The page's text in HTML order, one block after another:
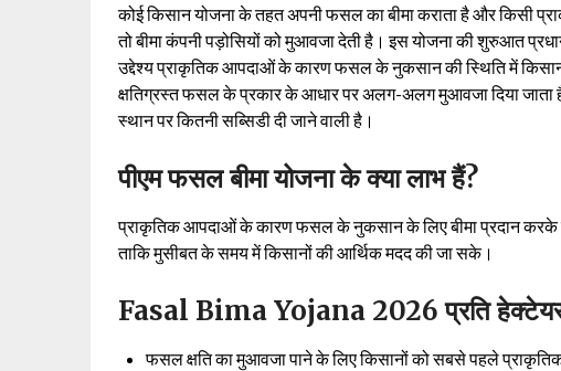
कोई किसान योजना के तहत अपनी फसल का बीमा कराता है और किसी
तो बीमा कंपनी पड़ोसियों को मुआवजा देती है। इस योजना की शुरुआत
उद्देश्य प्राकृतिक आपदाओं के कारण फसल के नुकसान की स्थिति में
क्षतिग्रस्त फसल के प्रकार के आधार पर अलग-अलग मुआवजा दिया
स्थान पर कितनी सब्सिडी दी जाने वाली है।
पीएम फसल बीमा योजना के क्या लाभ हैं?
प्राकृतिक आपदाओं के कारण फसल के नुकसान के लिए बीमा प्रदान करके
ताकि मुसीबत के समय में किसानों की आर्थिक मदद की जा सके।
Fasal Bima Yojana 2026 प्रति
फसल क्षति का मुआवजा पाने के लिए किसानों को सबसे पहले